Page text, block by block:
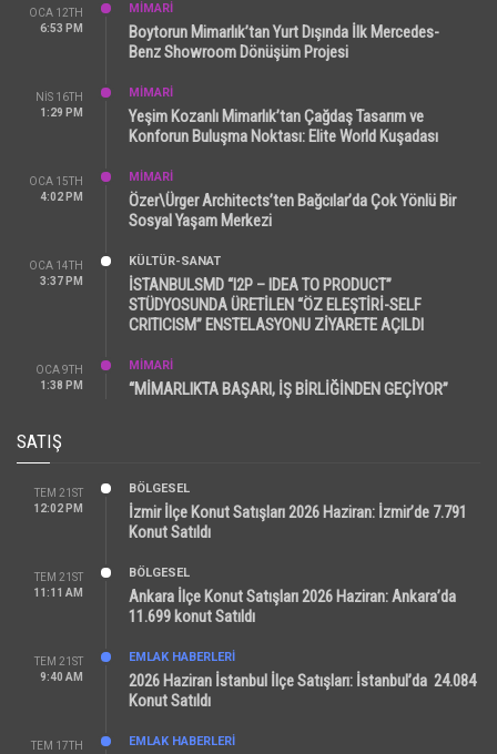
OCA 12TH
6:53 PM
MİMARİ
Boytorun Mimarlık’tan Yurt Dışında İlk Mercedes-
Benz Showroom Dönüşüm Projesi
NIS 16TH
1:29 PM
MİMARİ
Yeşim Kozanlı Mimarlık’tan Çağdaş Tasarım ve
Konforun Buluşma Noktası: Elite World Kuşadası
OCA 15TH
4:02 PM
MİMARİ
Özer\Ürger Architects’ten Bağcılar’da Çok Yönlü Bir
Sosyal Yaşam Merkezi
OCA 14TH
3:37 PM
KÜLTÜR-SANAT
İSTANBULSMD “I2P – IDEA TO PRODUCT”
STÜDYOSUNDA ÜRETİLEN “ÖZ ELEŞTİRİ-SELF
CRITICISM” ENSTELASYONU ZİYARETE AÇILDI
OCA 9TH
1:38 PM
MİMARİ
“MİMARLIKTA BAŞARI, İŞ BİRLİĞİNDEN GEÇİYOR”
SATIŞ
TEM 21ST
12:02 PM
BÖLGESEL
İzmir İlçe Konut Satışları 2026 Haziran: İzmir’de 7.791
Konut Satıldı
TEM 21ST
11:11 AM
BÖLGESEL
Ankara İlçe Konut Satışları 2026 Haziran: Ankara’da
11.699 konut Satıldı
TEM 21ST
9:40 AM
EMLAK HABERLERI
2026 Haziran İstanbul İlçe Satışları: İstanbul’da 24.084
Konut Satıldı
TEM 17TH
EMLAK HABERLERI